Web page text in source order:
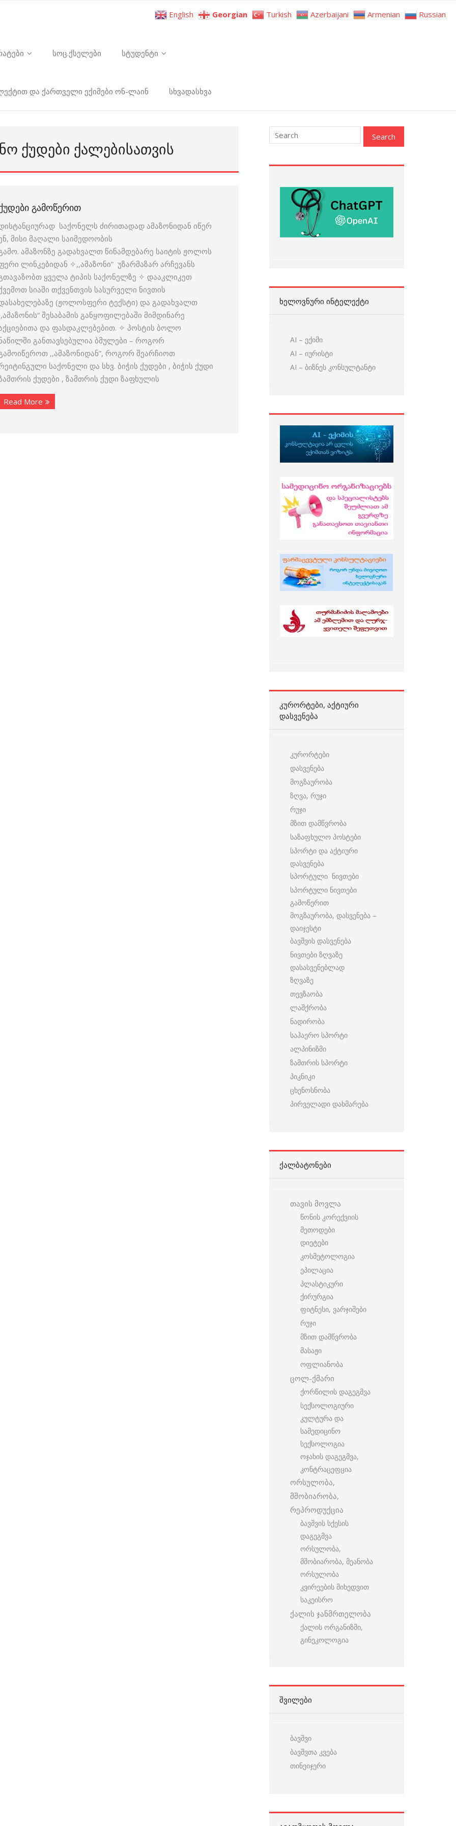
სოც.ქსელები სტუდენტი
და ქართველი ექიმები ონ-ლაინ სხვადასხვა
ᲥᲣᲓᲔᲑᲘ ᲥᲐᲚᲔᲑᲘᲡᲐᲗᲕᲘᲡ
ᲒᲐᲛᲝᲬᲔᲠᲘᲗ
საქონელს ძირითადად ამაზონიდან იწერ
მისი მაღალი საიმედოობის
ამაზონზე გადახვალთ წინამდებარე საიტის ჟოლოს
ლინკებიდან ✧,,ამაზონი” უზარმაზარ არჩევანს
ყველა ტიპის საქონელზე ✧ დააკლიკეთ
სიაში თქვენთვის სასურველი ნივთის
(ჟოლოსფერი ტექსტი) და გადახვალთ
შესაბამის განყოფილებაში მიმდინარე
და ფასდაკლებებით. ✧ პოსტის ბოლო
განთავსებულია ბმულები – როგორ
,,ამაზონიდან”, როგორ შეარჩიოთ
საქონელი და სხვ. ბიჭის ქუდები , ბიჭის ქუდი
ქუდები , ზამთრის ქუდი ზაფხულის
Read More
ᲮᲔᲚᲝᲕᲜᲣᲠᲘ ᲘᲜᲢᲔᲚᲔᲥᲢᲘ
AI – ექიმი
AI – იურისტი
AI – ბიზნეს კონსულტანტი
ᲙᲣᲠᲝᲠᲢᲔᲑᲘ, ᲐᲥᲢᲘᲣᲠᲘ
ᲓᲐᲡᲕᲔᲜᲔᲑᲐ
კურორტები
დასვენება
მოგზაურობა
ზღვა, რუჯი
რუჯი
მზით დამწვრობა
საზაფხულო პოსტები
სპორტი და აქტიური
დასვენება
სპორტული ნივთები
სპორტული ნივთები
გამოწერით
მოგზაურობა, დასვენება –
დაიჯესტი
ბავშვის დასვენება
ნივთები ზღვაზე
დასასვენებლად
ზღვაზე
თევზაობა
ლაშქრობა
ნადირობა
საჰაერო სპორტი
ალპინიზმი
ზამთრის სპორტი
პიკნიკი
ცხენოსნობა
პირველადი დახმარება
ᲥᲐᲚᲑᲐᲢᲝᲜᲔᲑᲘ
თავის მოვლა
წონის კორექვიის
მეთოდები
დიეტები
კოსმეტოლოგია
ეპილაცია
პლასტიკური
ქირურგია
ფიტნესი, ვარჯიშები
რუჯი
მზით დამწვრობა
მასაჟი
ოფლიანობა
ცოლ-ქმარი
ქორწილის დაგეგმვა
სექსოლოგიური
კულტურა და
სამედიცინო
სექსოლოგია
ოჯახის დაგეგმვა,
კონტრაცეფცია
ორსულობა,
მშობიარობა,
რეპროდუქცია
ბავშვის სქესის
დაგეგმვა
ორსულობა,
მშობიარობა, მეანობა
ორსულობა
კვირეების მიხედვით
საკეისრო
ქალის ჯანმრთელობა
ქალის ორგანიზმი,
გინეკოლოგია
ᲨᲕᲘᲚᲔᲑᲘ
ბავშვი
ბავშვთა კვება
თინეიჯერი
English Georgian Turkish Azerbaijani Armenian Russian